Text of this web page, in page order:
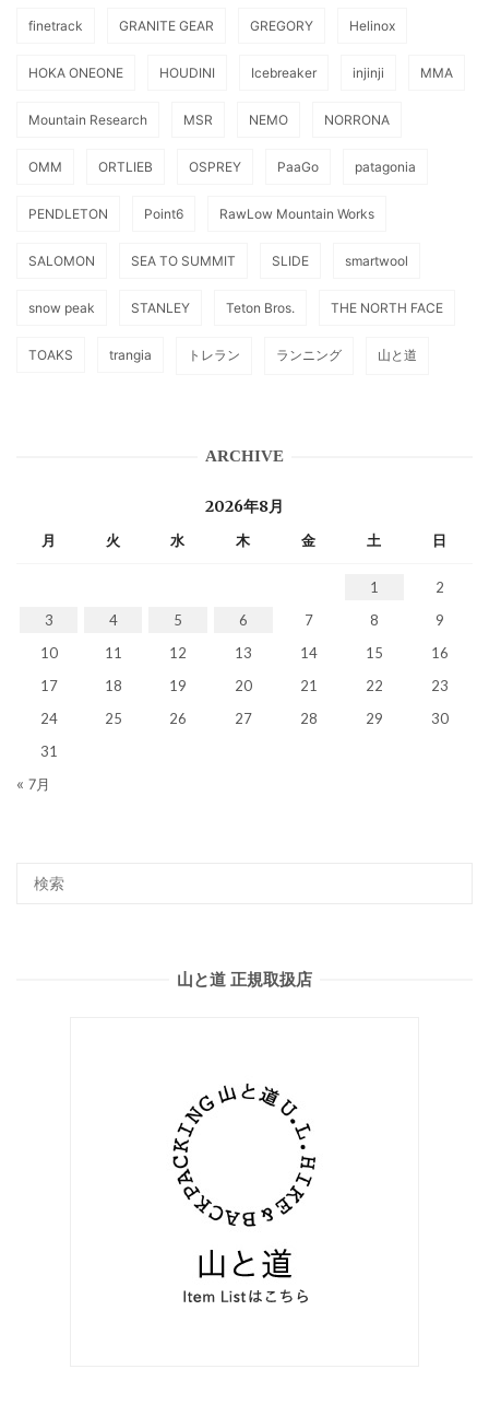
finetrack GRANITE GEAR GREGORY Helinox
HOKA ONEONE HOUDINI Icebreaker injinji MMA
Mountain Research MSR NEMO NORRONA
OMM ORTLIEB OSPREY PaaGo patagonia
PENDLETON Point6 RawLow Mountain Works
SALOMON SEA TO SUMMIT SLIDE smartwool
snow peak STANLEY Teton Bros. THE NORTH FACE
TOAKS trangia トレラン ランニング 山と道
ARCHIVE
2026年8月
月 火 水 木 金 土 日
1
2
3
4 5 6 7 8
9
10
11 12 13 14 15
16
17
18 19 20 21 22
23
24
25 26 27 28 29
30
31
« 7月
山と道 正規取扱店